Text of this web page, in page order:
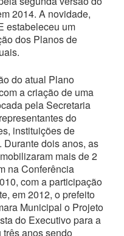
2014. A novidade,
estabeleceu um
dos Planos de
do atual Plano
a criação de uma
pela Secretaria
do
instituições de
dois anos, as
mais de 2
na Conferência
com a participação
em 2012, o prefeito
Municipal o Projeto
do Executivo para a
anos sendo